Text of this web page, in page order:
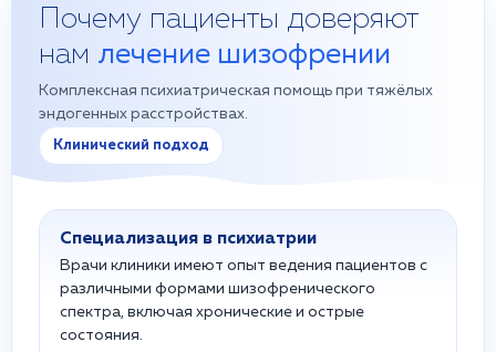
Почему пациенты доверяют
нам лечение шизофрении
Комплексная психиатрическая помощь при тяжёлых
эндогенных расстройствах.
Клинический подход
Специализация в психиатрии
Врачи клиники имеют опыт ведения пациентов с
различными формами шизофренического
спектра, включая хронические и острые
состояния.